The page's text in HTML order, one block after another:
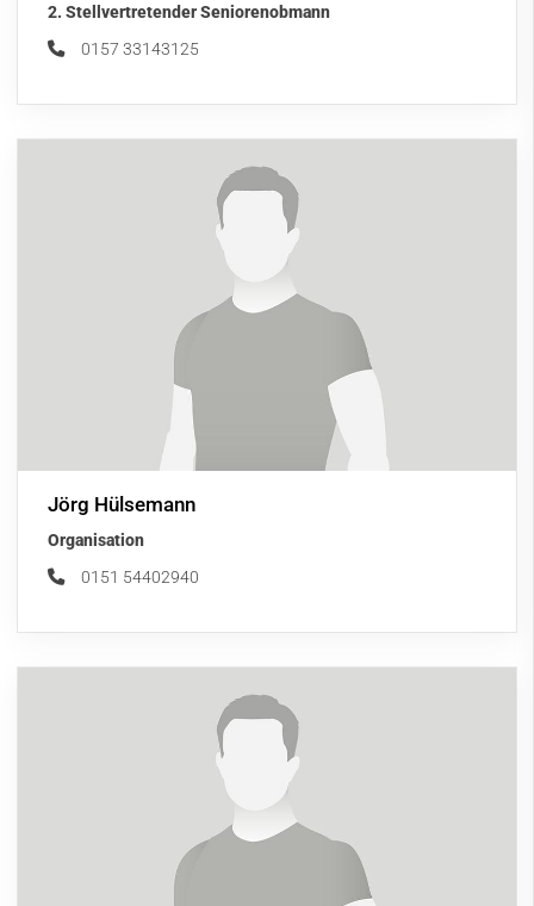
2. Stellvertretender Seniorenobmann
0157 33143125
Jörg Hülsemann
Organisation
0151 54402940